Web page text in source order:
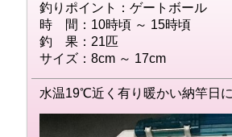
釣りポイント：ゲートボール
時 間：10時頃 ～ 15時頃
釣 果：21匹
サイズ：8cm ～ 17cm
水温19℃近く有り暖かい納竿日に